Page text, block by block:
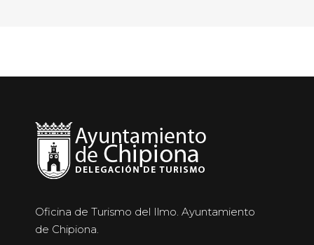
Oficina de Turismo del Ilmo. Ayuntamiento
de Chipiona.